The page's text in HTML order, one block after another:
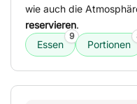
wie auch die
reservieren.
Essen
9
Portionen